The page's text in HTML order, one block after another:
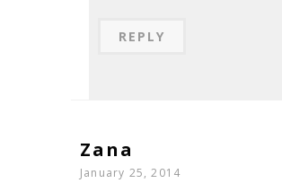
REPLY
Zana
January 25, 2014